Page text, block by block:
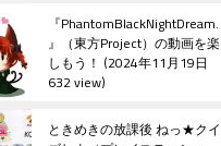
『PhantomBlackNightDream.
』（東方Project）の動画を楽
しもう！ 2024年11月19日
632 view
ときめきの放課後 ねっ★クイ